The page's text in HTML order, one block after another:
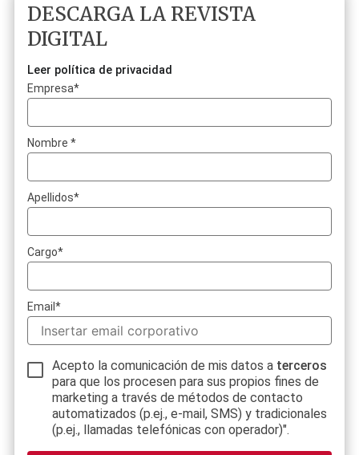
DESCARGA LA REVISTA
DIGITAL
Leer política de privacidad
Empresa*
Nombre*
Apellidos*
Cargo*
Email*
Acepto la comunicación de mis datos a terceros
para que los procesen para sus propios fines de
marketing a través de métodos de contacto
automatizados (p.ej., e-mail, SMS) y tradicionales
(p.ej., llamadas telefónicas con operador)".